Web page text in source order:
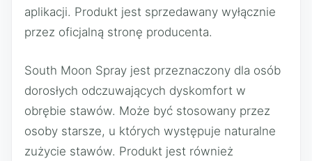
aplikacji. Produkt jest sprzedawany wyłącznie
przez oficjalną stronę producenta.
South Moon Spray jest przeznaczony dla osób
dorosłych odczuwających dyskomfort w
obrębie stawów. Może być stosowany przez
osoby starsze, u których występuje naturalne
zużycie stawów. Produkt jest również